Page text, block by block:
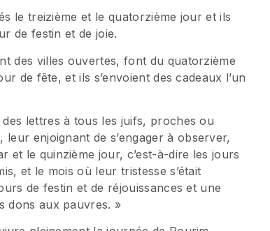
le treizième et le quatorzième jour et ils
de festin et de joie.
des villes ouvertes, font du quatorzième
de fête, et ils s’envoient des cadeaux l’un
lettres à tous les juifs, proches ou
enjoignant de s’engager à observer,
et le quinzième jour, c’est-à-dire les jours
et le mois où leur tristesse s’était
de festin et de réjouissances et une
dons aux pauvres. »